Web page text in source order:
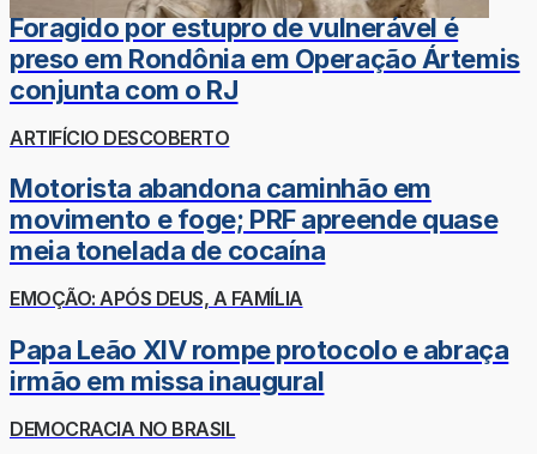
Foragido por estupro de vulnerável é
preso em Rondônia em Operação Ártemis
conjunta com o RJ
ARTIFÍCIO DESCOBERTO
Motorista abandona caminhão em
movimento e foge; PRF apreende quase
meia tonelada de cocaína
EMOÇÃO: APÓS DEUS, A FAMÍLIA
Papa Leão XIV rompe protocolo e abraça
irmão em missa inaugural
DEMOCRACIA NO BRASIL